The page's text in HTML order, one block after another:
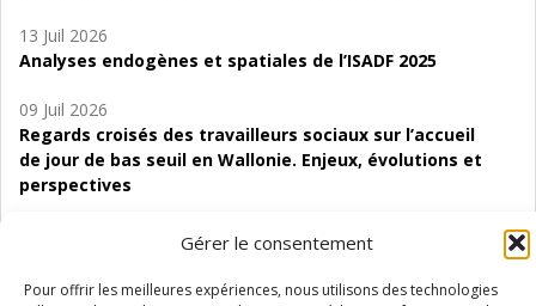
Gérer le consentement
Pour offrir les meilleures expériences, nous utilisons des technologies
13 Juil 2026
Analyses endogènes et spatiales de l’ISADF 2025
09 Juil 2026
Regards croisés des travailleurs sociaux sur l’accueil
de jour de bas seuil en Wallonie. Enjeux, évolutions et
perspectives
d’accompagnement à l’autocréation d’emploi (SAACE)